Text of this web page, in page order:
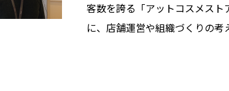
客数を誇る「アットコスメス
に、店舗運営や組織づくりの考